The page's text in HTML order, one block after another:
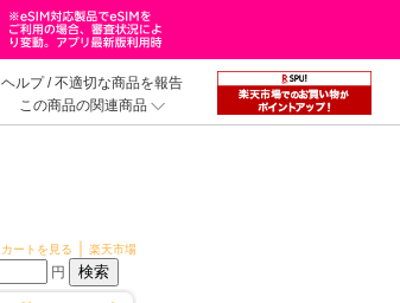
ヘルプ/不適切な商品を報告
この商品の関連商品